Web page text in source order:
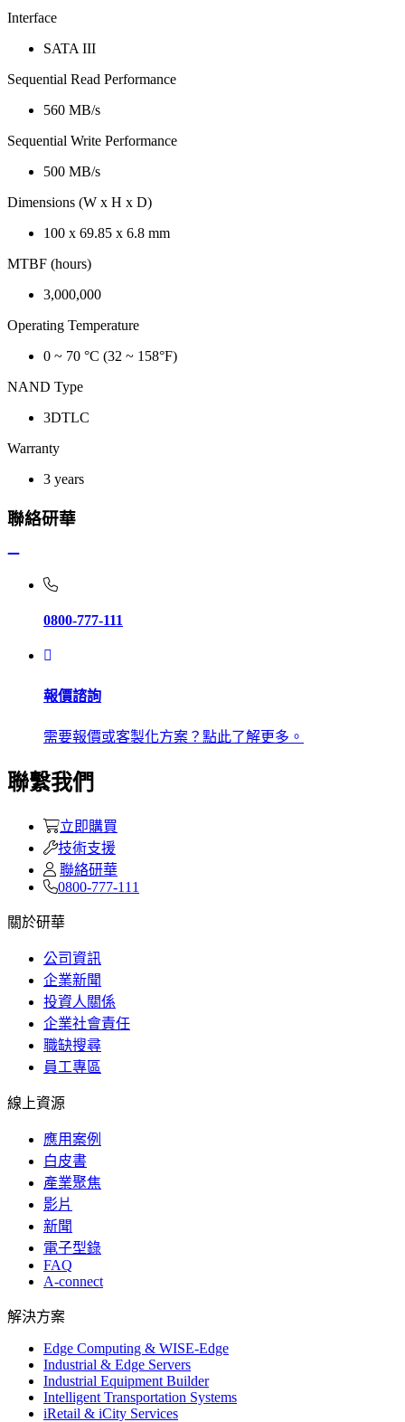
Interface
SATA III
Sequential Read Performance
560 MB/s
Sequential Write Performance
500 MB/s
Dimensions (W x H x D)
100 x 69.85 x 6.8 mm
MTBF (hours)
3,000,000
Operating Temperature
0 ~ 70 °C (32 ~ 158°F)
NAND Type
3DTLC
Warranty
3 years
聯絡研華
0800-777-111
報價諮詢
需要報價或客製化方案？點此了解更多。
聯繫我們
立即購買
技術支援
聯絡研華
0800-777-111
關於研華
公司資訊
企業新聞
投資人關係
企業社會責任
職缺搜尋
員工專區
線上資源
應用案例
白皮書
產業聚焦
影片
新聞
電子型錄
FAQ
A-connect
解決方案
Edge Computing & WISE-Edge
Industrial & Edge Servers
Industrial Equipment Builder
Intelligent Transportation Systems
iRetail & iCity Services